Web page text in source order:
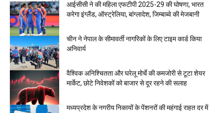
आईसीसी ने की महिला एफटीपी 2025-29 की घोषणा, भारत
करेगा इंग्लैंड, ऑस्ट्रेलिया, बांग्लादेश, जिम्बाब्वे की मेजबानी
चीन ने नेपाल के सीमावर्ती नागरिकों के लिए टाइम कार्ड किया
अनिवार्य
वैश्विक अनिश्चितता और घरेलू मोर्चे की कमजोरी से टूटा शेयर
मार्केट, छोटे निवेशकों को बाजार से दूर रहने की सलाह
मध्यप्रदेश के नगरीय निकायों के पेंशनरों की महंगाई राहत दर में